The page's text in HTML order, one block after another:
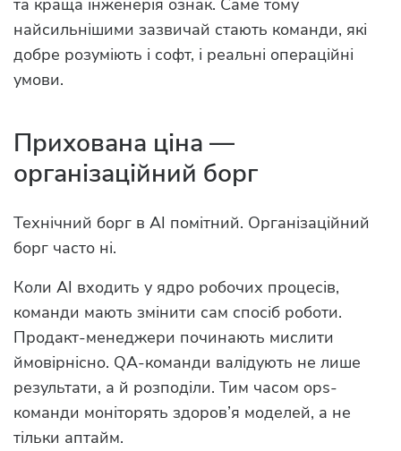
та краща інженерія ознак. Саме тому
найсильнішими зазвичай стають команди, які
добре розуміють і софт, і реальні операційні
умови.
Прихована ціна —
організаційний борг
Технічний борг в AI помітний. Організаційний
борг часто ні.
Коли AI входить у ядро робочих процесів,
команди мають змінити сам спосіб роботи.
Продакт-менеджери починають мислити
ймовірнісно. QA-команди валідують не лише
результати, а й розподіли. Тим часом ops-
команди моніторять здоров’я моделей, а не
тільки аптайм.